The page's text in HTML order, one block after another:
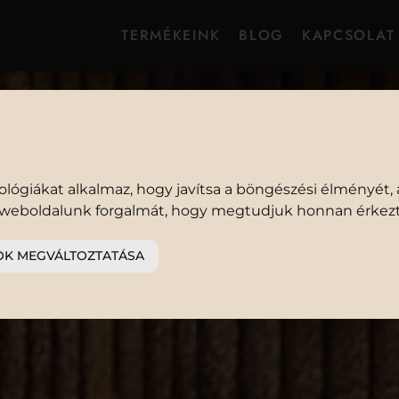
alkalmaz, hogy javítsa a böngészési
forgalmát, hogy megtudjuk honnan
MEGVÁLTOZTATÁSA
TERMÉKEINK BLOG KAPCSOLAT
EXTRA SZŰZ